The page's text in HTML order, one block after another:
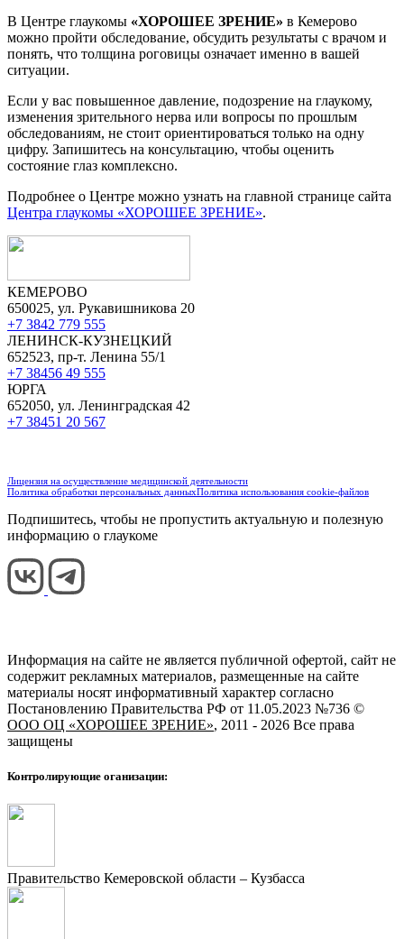
В Центре глаукомы «ХОРОШЕЕ ЗРЕНИЕ» в Кемерово
можно пройти обследование, обсудить результаты с врачом и
понять, что толщина роговицы означает именно в вашей
ситуации.
Если у вас повышенное давление, подозрение на глаукому,
изменения зрительного нерва или вопросы по прошлым
обследованиям, не стоит ориентироваться только на одну
цифру. Запишитесь на консультацию, чтобы оценить
состояние глаз комплексно.
Подробнее о Центре можно узнать на главной странице сайта
Центра глаукомы «ХОРОШЕЕ ЗРЕНИЕ».
КЕМЕРОВО
650025, ул. Рукавишникова 20
+7 3842 779 555
ЛЕНИНСК-КУЗНЕЦКИЙ
652523, пр-т. Ленина 55/1
+7 38456 49 555
ЮРГА
652050, ул. Ленинградская 42
+7 38451 20 567
Лицензия на осуществление медицинской деятельности
Политика обработки персональных данныхПолитика использования cookie-файлов
Подпишитесь, чтобы не пропустить актуальную и полезную
информацию о глаукоме
Информация на сайте не является публичной офертой, сайт не
содержит рекламных материалов, размещенные на сайте
материалы носят информативный характер согласно
Постановлению Правительства РФ от 11.05.2023 №736 ©
ООО ОЦ «ХОРОШЕЕ ЗРЕНИЕ», 2011 - 2026 Все права
защищены
Контролирующие оганизации:
Правительство Кемеровской области – Кузбасса